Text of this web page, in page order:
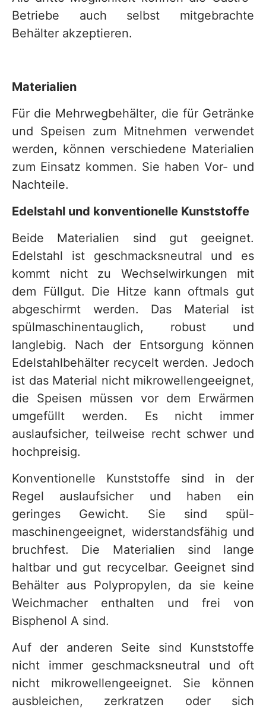
Betriebe auch selbst mitgebrachte
Behälter akzeptieren.
Materialien
Für die Mehrwegbehälter, die für Getränke
und Speisen zum Mitnehmen verwendet
werden, können verschiedene Materialien
zum Einsatz kommen. Sie haben Vor- und
Nachteile.
Edelstahl und konventionelle Kunststoffe
Beide Materialien sind gut geeignet.
Edelstahl ist geschmacksneutral und es
kommt nicht zu Wechselwirkungen mit
dem Füllgut. Die Hitze kann oftmals gut
abgeschirmt werden. Das Material ist
spülmaschinentauglich, robust und
langlebig. Nach der Entsorgung können
Edelstahlbehälter recycelt werden. Jedoch
ist das Material nicht mikrowellengeeignet,
die Speisen müssen vor dem Erwärmen
umgefüllt werden. Es nicht immer
auslaufsicher, teilweise recht schwer und
hochpreisig.
Konventionelle Kunststoffe sind in der
Regel auslaufsicher und haben ein
geringes Gewicht. Sie sind spül-
maschinengeeignet, widerstandsfähig und
bruchfest. Die Materialien sind lange
haltbar und gut recycelbar. Geeignet sind
Behälter aus Polypropylen, da sie keine
Weichmacher enthalten und frei von
Bisphenol A sind.
Auf der anderen Seite sind Kunststoffe
nicht immer geschmacksneutral und oft
nicht mikrowellengeeignet. Sie können
ausbleichen, zerkratzen oder sich